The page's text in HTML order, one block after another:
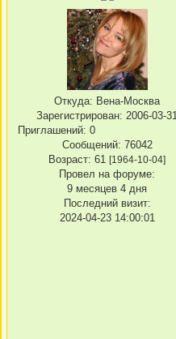
Откуда: Вена-Москва
Зарегистрирован: 2006-03-31
Приглашений: 0
Сообщений: 76042
Возраст: 61 [1964-10-04]
Провел на форуме:
9 месяцев 4 дня
Последний визит:
2024-04-23 14:00:01